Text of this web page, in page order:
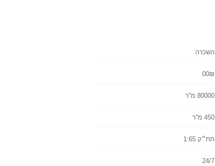
השכרה
00₪
80000 מ''ר
450 מ''ר
תת״ק 1:65
24/7